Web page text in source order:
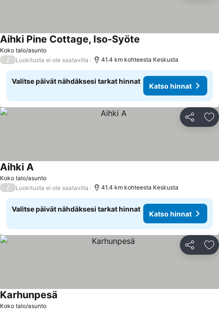
Koko talo/asunto
Aihki Pine Cottage, Iso-Syöte
/ Luokitusta ei ole saatavilla 41.4 km kohteesta Keskusta
Valitse päivät nähdäksesi tarkat hinnat
Katso hinnat
Jaa
Koko talo/asunto
Aihki AKatso hinnat
/ Luokitusta ei ole saatavilla 41.4 km kohteesta Keskusta
Valitse päivät nähdäksesi tarkat hinnat
Katso hinnat
Jaa
Koko talo/asunto
Karhunpesä